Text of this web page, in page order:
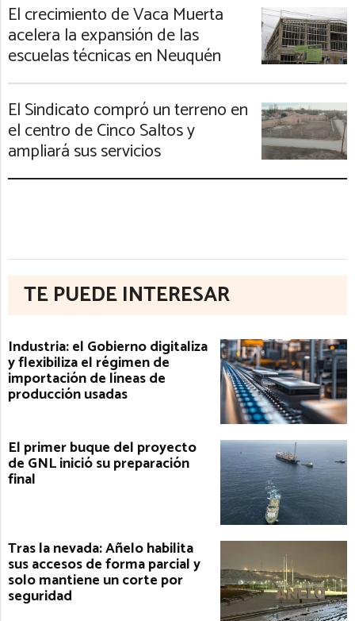
El crecimiento de Vaca Muerta
acelera la expansión de las
escuelas técnicas en Neuquén
El Sindicato compró un terreno en
el centro de Cinco Saltos y
ampliará sus servicios
TE PUEDE INTERESAR
Industria: el Gobierno digitaliza
y flexibiliza el régimen de
importación de líneas de
producción usadas
El primer buque del proyecto
de GNL inició su preparación
final
Tras la nevada: Añelo habilita
sus accesos de forma parcial y
solo mantiene un corte por
seguridad